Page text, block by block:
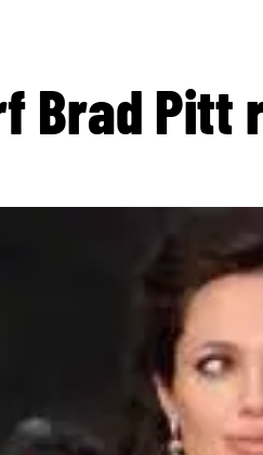
Brad Pitt